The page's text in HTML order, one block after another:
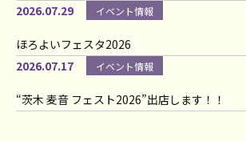
2026.07.29
イベント情報
ほろよいフェスタ2026
2026.07.17
イベント情報
“茨木 麦音 フェスト2026”出店します！！